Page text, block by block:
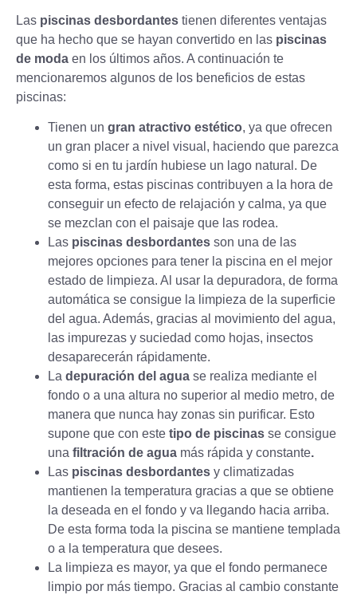
Las piscinas desbordantes tienen diferentes ventajas
que ha hecho que se hayan convertido en las piscinas
de moda en los últimos años. A continuación te
mencionaremos algunos de los beneficios de estas
piscinas:
Tienen un gran atractivo estético, ya que ofrecen
un gran placer a nivel visual, haciendo que parezca
como si en tu jardín hubiese un lago natural. De
esta forma, estas piscinas contribuyen a la hora de
conseguir un efecto de relajación y calma, ya que
se mezclan con el paisaje que las rodea.
Las piscinas desbordantes son una de las
mejores opciones para tener la piscina en el mejor
estado de limpieza. Al usar la depuradora, de forma
automática se consigue la limpieza de la superficie
del agua. Además, gracias al movimiento del agua,
las impurezas y suciedad como hojas, insectos
desaparecerán rápidamente.
La depuración del agua se realiza mediante el
fondo o a una altura no superior al medio metro, de
manera que nunca hay zonas sin purificar. Esto
supone que con este tipo de piscinas se consigue
una filtración de agua más rápida y constante.
Las piscinas desbordantes y climatizadas
mantienen la temperatura gracias a que se obtiene
la deseada en el fondo y va llegando hacia arriba.
De esta forma toda la piscina se mantiene templada
o a la temperatura que desees.
La limpieza es mayor, ya que el fondo permanece
limpio por más tiempo. Gracias al cambio constante